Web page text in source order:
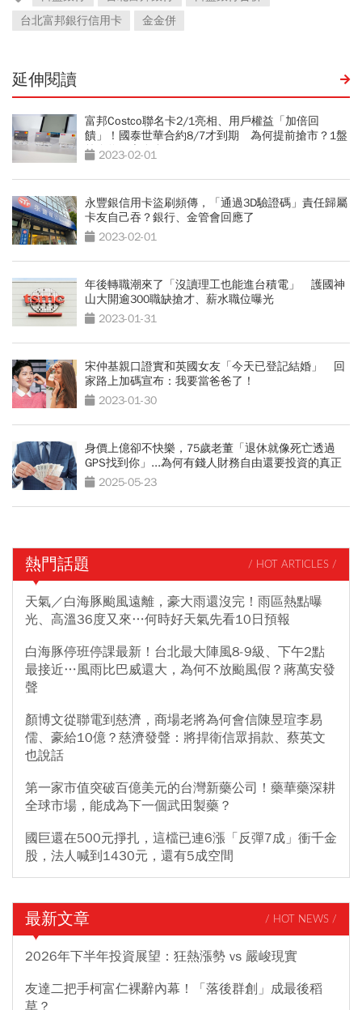
台北富邦銀行信用卡
金金併
延伸閱讀
富邦Costco聯名卡2/1亮相、用戶權益「加倍回
饋」！國泰世華合約8/7才到期 為何提前搶市？1盤
算全為好市多會員
2023-02-01
永豐銀信用卡盜刷頻傳，「通過3D驗證碼」責任歸屬
卡友自己吞？銀行、金管會回應了
2023-02-01
年後轉職潮來了「沒讀理工也能進台積電」 護國神
山大開逾300職缺搶才、薪水職位曝光
2023-01-31
宋仲基親口證實和英國女友「今天已登記結婚」 回
家路上加碼宣布：我要當爸爸了！
2023-01-30
身價上億卻不快樂，75歲老董「退休就像死亡透過
GPS找到你」...為何有錢人財務自由還要投資的真正
原因2025-05-23
熱門話題 / HOT ARTICLES /
天氣／白海豚颱風遠離，豪大雨還沒完！雨區熱點曝
光、高溫36度又來…何時好天氣先看10日預報
白海豚停班停課最新！台北最大陣風8-9級、下午2點
最接近…風雨比巴威還大，為何不放颱風假？蔣萬安發
聲
顏博文從聯電到慈濟，商場老將為何會信陳昱瑄李易
儒、豪給10億？慈濟發聲：將捍衛信眾捐款、蔡英文
也說話
第一家市值突破百億美元的台灣新藥公司！藥華藥深耕
全球市場，能成為下一個武田製藥？
國巨還在500元掙扎，這檔已連6漲「反彈7成」衝千金
股，法人喊到1430元，還有5成空間
最新文章 / HOT NEWS /
2026年下半年投資展望：狂熱漲勢 vs 嚴峻現實
友達二把手柯富仁裸辭內幕！「落後群創」成最後稻